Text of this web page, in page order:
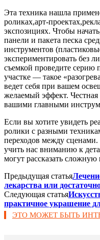
Эта техника нашла
роликах,арт-
экспозициях. Чтобы
панели и пакета песка
инструментов
экспериментировать без
съемкой проведите серию
участке — такое
ведет себя при вашем
желаемый эффект. Честная
вашими главными
Если вы хотите увидеть
ролики с разными
переходов между
учить нас вниманию к
могут рассказать сложную
Предыдущая статья
лекарства или
Следующая статья
практичное украшение
ЭТО МОЖЕТ БЫТЬ